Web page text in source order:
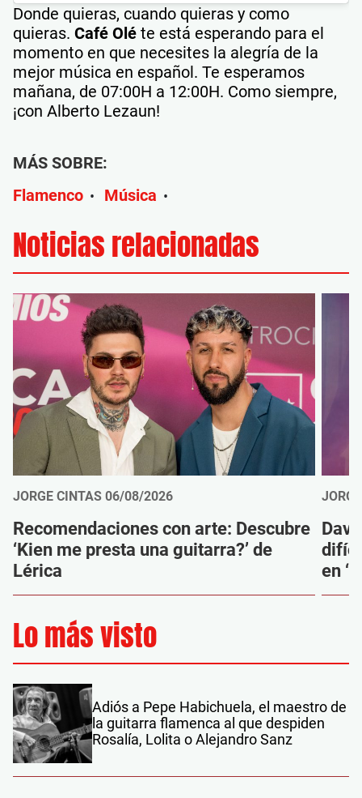
Donde quieras, cuando quieras y como
quieras. Café Olé te está esperando para el
momento en que necesites la alegría de la
mejor música en español. Te esperamos
mañana, de 07:00H a 12:00H. Como siempre,
¡con Alberto Lezaun!
MÁS SOBRE:
Flamenco • Música •
Noticias relacionadas
JORGE CINTAS 06/08/2026
Recomendaciones con arte: Descubre
‘Kien me presta una guitarra?’ de
Lérica
en
Lo más visto
Adiós a Pepe Habichuela, el maestro de
la guitarra flamenca al que despiden
Rosalía, Lolita o Alejandro Sanz